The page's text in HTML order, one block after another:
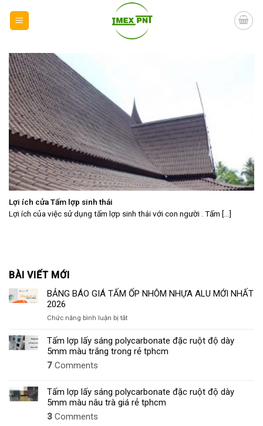
Lợi ích cửa Tấm lợp sinh thái
Lợi ích của việc sử dụng tấm lợp sinh thái với con người . Tấm [...]
BÀI VIẾT MỚI
BẢNG BÁO GIÁ TẤM ỐP NHÔM NHỰA ALU MỚI NHẤT
2026
Chức năng bình luận bị tắtở
BÁO
GIÁ
TẤM
NHỰA
ALU
MỚI
Tấm lợp lấy sáng polycarbonate đặc ruột độ dày
5mm màu trắng trong rẻ tphcm
7 Comments
Tấm lợp lấy sáng polycarbonate đặc ruột độ dày
5mm màu nâu trà giá rẻ tphcm
3 Comments